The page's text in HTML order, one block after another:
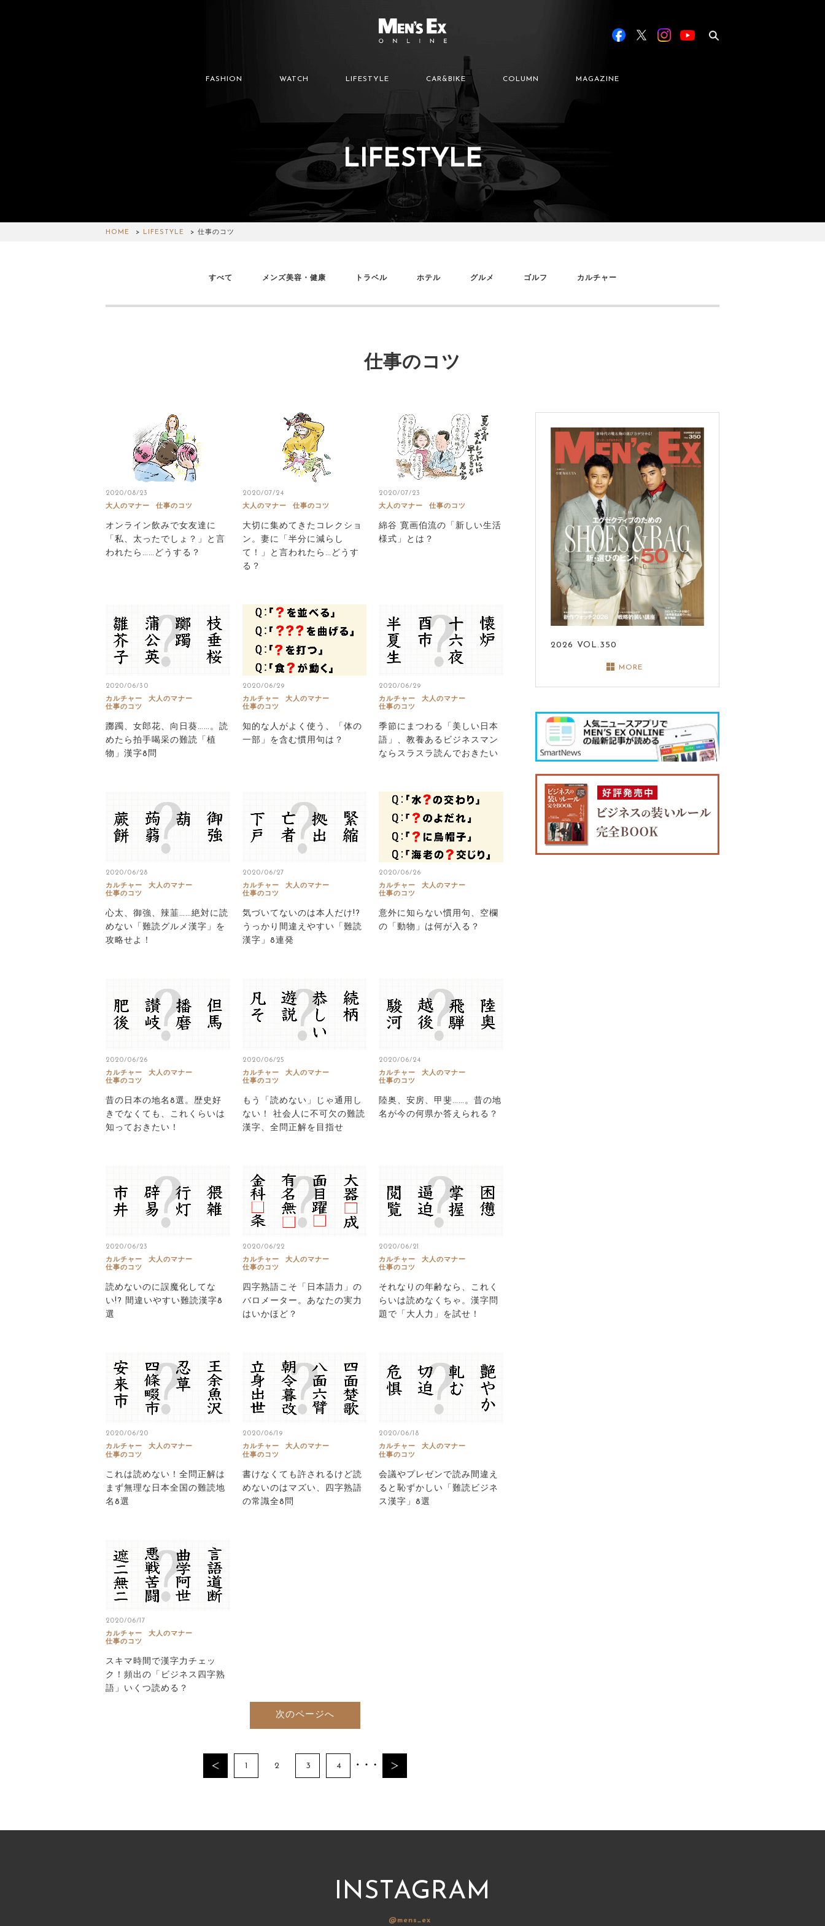
FASHION WATCH LIFESTYLE CAR&BIKE COLUMN MAGAZINE
LIFESTYLE
HOME LIFESTYLE 仕事のコツ
すべて メンズ美容・健康 トラベル ホテル グルメ ゴルフ カルチャー
仕事のコツ
2020/08/23
大人のマナー
仕事のコツ
オンライン飲みで女友達に
「私、太ったでしょ？」と言
われたら……どうする？
2020/07/24
大人のマナー
仕事のコツ
大切に集めてきたコレクショ
ン。妻に「半分に減らし
て！」と言われたら…どうす
る？
2020/07/23
大人のマナー
仕事のコツ
綿谷 寛画伯流の「新しい生活
様式」とは？
2020/06/30
カルチャー
大人のマナー
仕事のコツ
躑躅、女郎花、向日葵……。読
めたら拍手喝采の難読「植
物」漢字8問
2020/06/29
カルチャー
大人のマナー
仕事のコツ
知的な人がよく使う、「体の
一部」を含む慣用句は？
2020/06/29
カルチャー
大人のマナー
仕事のコツ
季節にまつわる「美しい日本
語」、教養あるビジネスマン
ならスラスラ読んでおきたい
2020/06/28
カルチャー
大人のマナー
仕事のコツ
心太、御強、辣韮……絶対に読
めない「難読グルメ漢字」を
攻略せよ！
2020/06/27
カルチャー
大人のマナー
仕事のコツ
気づいてないのは本人だけ!?
うっかり間違えやすい「難読
漢字」8連発
2020/06/26
カルチャー
大人のマナー
仕事のコツ
意外に知らない慣用句、空欄
の「動物」は何が入る？
2020/06/26
カルチャー
大人のマナー
仕事のコツ
昔の日本の地名8選。歴史好
きでなくても、これくらいは
知っておきたい！
2020/06/25
カルチャー
大人のマナー
仕事のコツ
もう「読めない」じゃ通用し
ない！ 社会人に不可欠の難読
漢字、全問正解を目指せ
2020/06/24
カルチャー
大人のマナー
仕事のコツ
陸奥、安房、甲斐……。昔の地
名が今の何県か答えられる？
2020/06/23
カルチャー
大人のマナー
仕事のコツ
読めないのに誤魔化してな
い!? 間違いやすい難読漢字8
選
2020/06/22
カルチャー
大人のマナー
仕事のコツ
四字熟語こそ「日本語力」の
バロメーター。あなたの実力
はいかほど？
2020/06/21
カルチャー
大人のマナー
仕事のコツ
それなりの年齢なら、これく
らいは読めなくちゃ。漢字問
題で「大人力」を試せ！
2020/06/20
カルチャー
大人のマナー
仕事のコツ
これは読めない！全問正解は
まず無理な日本全国の難読地
名8選
2020/06/19
カルチャー
大人のマナー
仕事のコツ
書けなくても許されるけど読
めないのはマズい、四字熟語
の常識全8問
2020/06/18
カルチャー
大人のマナー
仕事のコツ
会議やプレゼンで読み間違え
ると恥ずかしい「難読ビジネ
ス漢字」8選
2020/06/17
カルチャー
大人のマナー
仕事のコツ
スキマ時間で漢字力チェッ
ク！頻出の「ビジネス四字熟
語」いくつ読める？
次のページへ
1 2 3 4
2026 VOL.350
MORE
INSTAGRAM
@mens_ex